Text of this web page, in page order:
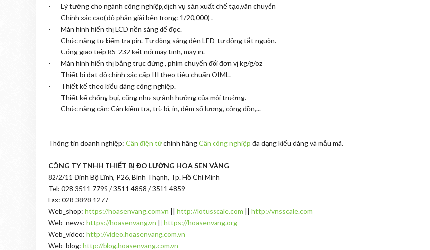
- Lý tưởng cho ngành công nghiệp,dịch vụ sản xuất,chế tạo,vân chuyển
- Chính xác cao( độ phân giải bên trong: 1/20,000) .
- Màn hình hiển thị LCD nền sáng dể đọc.
- Chức năng tự kiểm tra pin. Tự động sáng đèn LED, tự động tắt nguồn.
- Cổng giao tiếp RS-232 kết nối máy tính, máy in.
- Màn hình hiển thị bằng trục đứng , phím chuyển đổi đơn vị kg/g/oz
- Thiết bị đạt độ chính xác cấp III theo tiêu chuẩn OIML.
- Thiết kế theo kiểu dáng công nghiệp.
- Thiết kế chống bụi, cũng như sự ảnh hưởng của môi trường.
- Chức năng cân: Cân kiểm tra, trừ bì, in, đếm số lượng, cộng dồn,...
Thông tin doanh nghiệp: Cân điện tửchính hãngCân công nghiệp đa dạng kiểu dáng và mẫu mã.
CÔNG TY TNHH THIẾT BỊ ĐO LƯỜNG HOA SEN VÀNG
82/2/11 Đinh Bộ Lĩnh, P26, Bình Thạnh, Tp. Hồ Chí Minh
Tel: 028 3511 7799 / 3511 4858 / 3511 4859
Fax: 028 3898 1277
Web_shop: https://hoasenvang.com.vn || http://lotusscale.com || http://vnsscale.com
Web_news: https://hoasenvang.vn || https://hoasenvang.org
Web_video: http://video.hoasenvang.com.vn
Web_blog: http://blog.hoasenvang.com.vn